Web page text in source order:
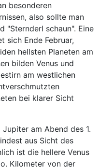
besonderen
also sollte man
"Sternderl schaun". Eine
sich Ende Februar,
hellsten Planeten am
bilden Venus und
am westlichen
bei klarer Sicht
am Abend des 1.
aus Sicht des
ist die hellere Venus
Kilometer von der